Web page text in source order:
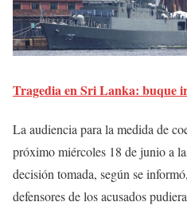
Tragedia en Sri Lanka: buque
La audiencia para la medida de
próximo miércoles 18 de junio a
decisión tomada, según se
defensores de los acusados